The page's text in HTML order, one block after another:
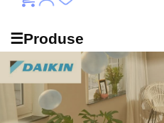
☰Produse